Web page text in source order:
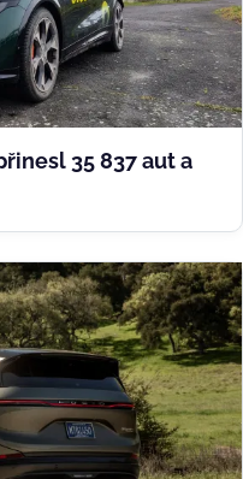
35 837 aut a